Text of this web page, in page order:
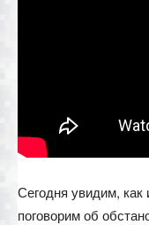
Сегодня увидим, как
поговорим об